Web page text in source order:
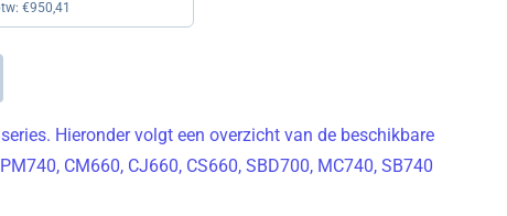
€950,41
Hieronder volgt een overzicht van de beschikbare
CM660, CJ660, CS660, SBD700, MC740, SB740